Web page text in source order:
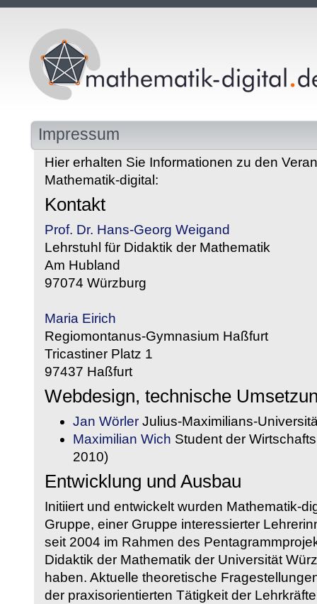
Impressum
Hier erhalten Sie Informationen zu den
Mathematik-digital:
Kontakt
Prof. Dr. Hans-Georg Weigand
Lehrstuhl für Didaktik der Mathematik
Am Hubland
97074 Würzburg
Maria Eirich
Regiomontanus-Gymnasium Haßfurt
Tricastiner Platz 1
97437 Haßfurt
Webdesign, technische
Jan Wörler Julius-Maximilians-
Maximilian Wich Student der
2010)
Entwicklung und Ausbau
Initiiert und entwickelt wurden Mathematik-
Gruppe, einer Gruppe interessierter
seit 2004 im Rahmen des
Didaktik der Mathematik der Universität
haben. Aktuelle theoretische
der praxisorientierten Tätigkeit der